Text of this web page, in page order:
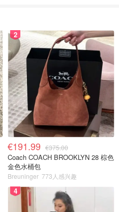
2
€191.99 €375.00
Coach COACH BROOKLYN 28 棕色
金色水桶包
Breuninger 773人感兴趣
4